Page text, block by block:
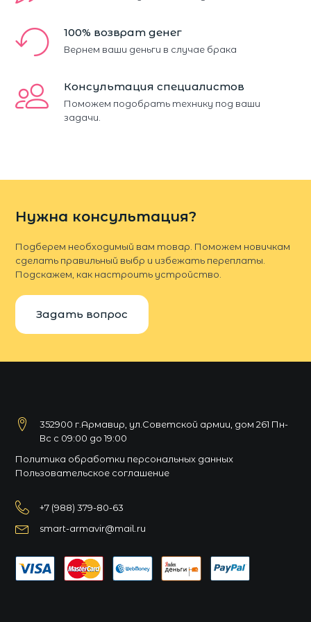
100% возврат денег
Вернем ваши деньги в случае брака
Консультация специалистов
Поможем подобрать технику под ваши
задачи.
Нужна консультация?
Подберем необходимый вам товар. Поможем новичкам
сделать правильный выбр и избежать переплаты.
Подскажем, как настроить устройство.
Задать вопрос
352900 г.Армавир, ул.Советской армии, дом 261 Пн-
Вс с 09:00 до 19:00
Политика обработки персональных данных
Пользовательское соглашение
+7 (988) 379-80-63
smart-armavir@mail.ru